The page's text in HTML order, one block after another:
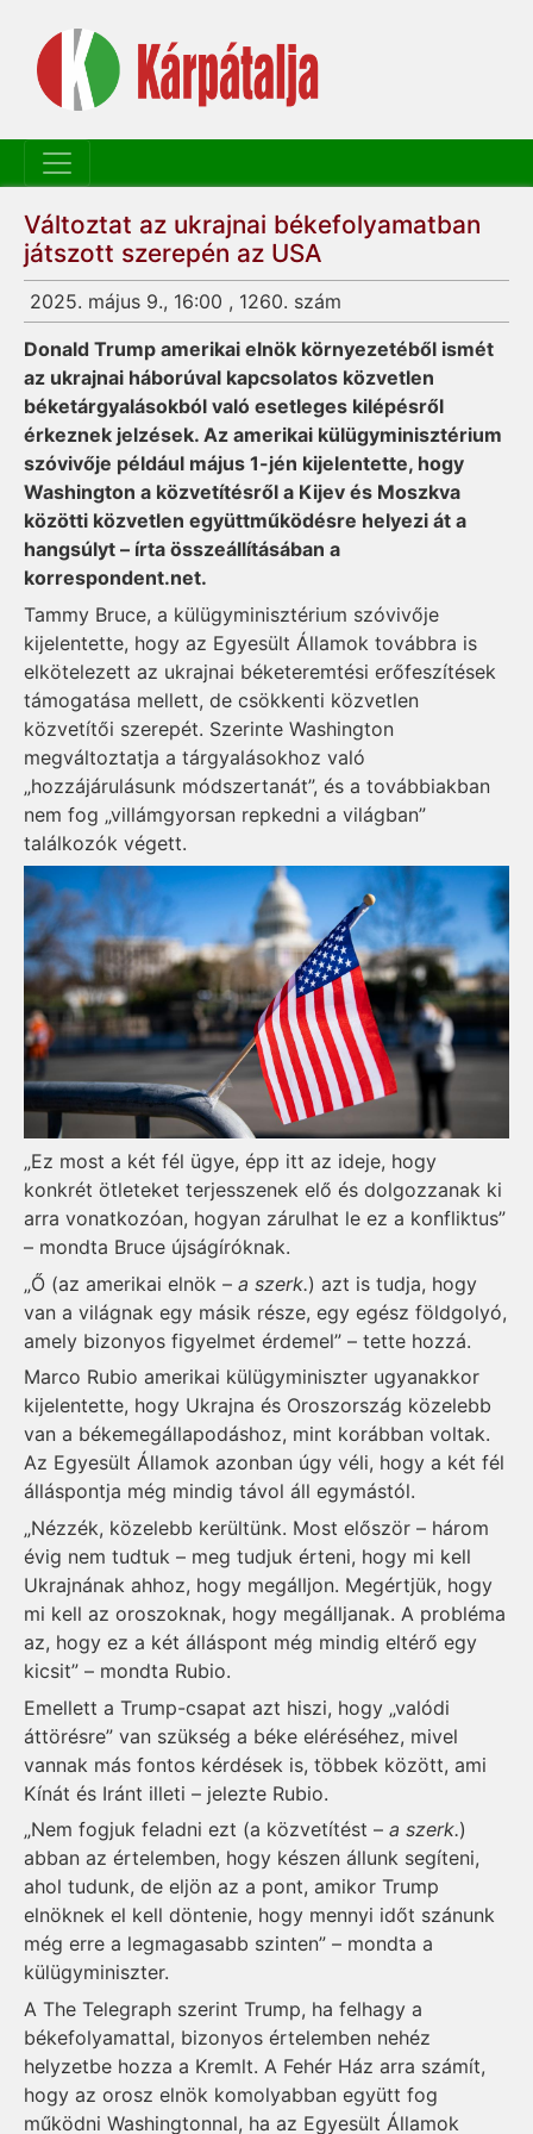
Változtat az ukrajnai békefolyamatban
játszott szerepén az USA
2025. május 9., 16:00 , 1260. szám
Donald Trump amerikai elnök környezetéből ismét
az ukrajnai háborúval kapcsolatos közvetlen
béketárgyalásokból való esetleges kilépésről
érkeznek jelzések. Az amerikai külügyminisztérium
szóvivője például május 1-jén kijelentette, hogy
Washington a közvetítésről a Kijev és Moszkva
közötti közvetlen együttműködésre helyezi át a
hangsúlyt – írta összeállításában a
korrespondent.net.
Tammy Bruce, a külügyminisztérium szóvivője
kijelentette, hogy az Egyesült Államok továbbra is
elkötelezett az ukrajnai béketeremtési erőfeszítések
támogatása mellett, de csökkenti közvetlen
közvetítői szerepét. Szerinte Washington
megváltoztatja a tárgyalásokhoz való
„hozzájárulásunk módszertanát”, és a továbbiakban
nem fog „villámgyorsan repkedni a világban”
találkozók végett.
„Ez most a két fél ügye, épp itt az ideje, hogy
konkrét ötleteket terjesszenek elő és dolgozzanak ki
arra vonatkozóan, hogyan zárulhat le ez a konfliktus”
– mondta Bruce újságíróknak.
„Ő (az amerikai elnök – a szerk.) azt is tudja, hogy
van a világnak egy másik része, egy egész földgolyó,
amely bizonyos figyelmet érdemel” – tette hozzá.
Marco Rubio amerikai külügyminiszter ugyanakkor
kijelentette, hogy Ukrajna és Oroszország közelebb
van a békemegállapodáshoz, mint korábban voltak.
Az Egyesült Államok azonban úgy véli, hogy a két fél
álláspontja még mindig távol áll egymástól.
„Nézzék, közelebb kerültünk. Most először – három
évig nem tudtuk – meg tudjuk érteni, hogy mi kell
Ukrajnának ahhoz, hogy megálljon. Megértjük, hogy
mi kell az oroszoknak, hogy megálljanak. A probléma
az, hogy ez a két álláspont még mindig eltérő egy
kicsit” – mondta Rubio.
Emellett a Trump-csapat azt hiszi, hogy „valódi
áttörésre” van szükség a béke eléréséhez, mivel
vannak más fontos kérdések is, többek között, ami
Kínát és Iránt illeti – jelezte Rubio.
„Nem fogjuk feladni ezt (a közvetítést – a szerk.)
abban az értelemben, hogy készen állunk segíteni,
ahol tudunk, de eljön az a pont, amikor Trump
elnöknek el kell döntenie, hogy mennyi időt szánunk
még erre a legmagasabb szinten” – mondta a
külügyminiszter.
A The Telegraph szerint Trump, ha felhagy a
békefolyamattal, bizonyos értelemben nehéz
helyzetbe hozza a Kremlt. A Fehér Ház arra számít,
hogy az orosz elnök komolyabban együtt fog
működni Washingtonnal, ha az Egyesült Államok